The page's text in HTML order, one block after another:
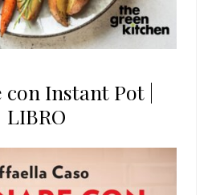
Instant Pot |
LIBRO